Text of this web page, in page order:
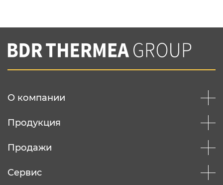
Вы соглашаетесь с нашей политикой
конфеденциальности
О компании
Продукция
Продажи
Сервис